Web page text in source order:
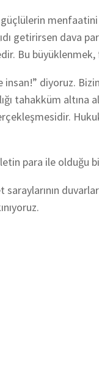
getirirsen dava
Bu
diyoruz.
tahakküm altına
para ile olduğu